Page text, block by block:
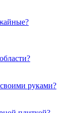
руками?